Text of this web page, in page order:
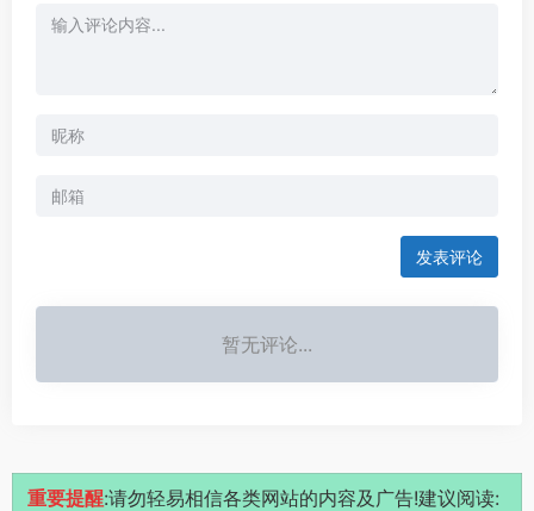
发表评论
暂无评论...
重要提醒:请勿轻易相信各类网站的内容及广告!建议阅读: